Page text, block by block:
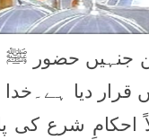
جنہیں حضور ﷺ
قرار دیا
احکامِ شرع کی